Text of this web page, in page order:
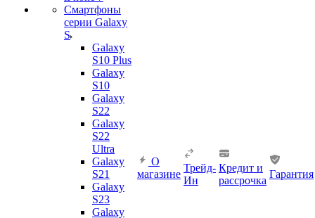
Смартфоны
серии Galaxy
S
Galaxy
S10 Plus
Galaxy
S10
Galaxy
S22
Galaxy
S22
Ultra
Galaxy
S21
Galaxy
S23
Galaxy
О
магазине
Трейд-
Ин
Кредит и
рассрочка
Гарантия